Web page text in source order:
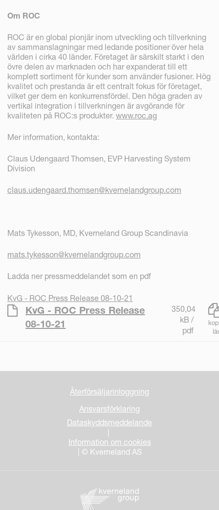
Om ROC
ROC är en global pionjär inom utveckling och tillverkning
av sammanslagningar med ledande positioner över hela
världen i cirka 40 länder. Företaget är särskilt starkt i den
övre delen av marknaden och har expanderat till ett
komplett sortiment för kunder som använder fusioner. Hög
kvalitet och prestanda är ett centralt fokus för företaget,
vilket ger dem en konkurrensfördel. Den höga graden av
vertikal integration i tillverkningen är avgörande för
kvaliteten på ROC:s produkter. www.roc.ag
Mer information, kontakta:
Claus Udengaard Thomsen, EVP Harvesting System
Division
claus.udengaard.thomsen@kvernelandgroup.com
Mats Tykesson, MD, Kverneland Group Scandinavia
mats.tykesson@kvernelandgroup.com
Ladda ner pressmeddelandet som en pdf
KvG - ROC Press Release 08-10-21
KvG - ROC Press Release
08-10-21
350,04
kB /
pdf
Återförsäljarinloggning
Ansvarsförklaring
Dataskyddsmeddelande
Information om cookies
| © Kverneland AS